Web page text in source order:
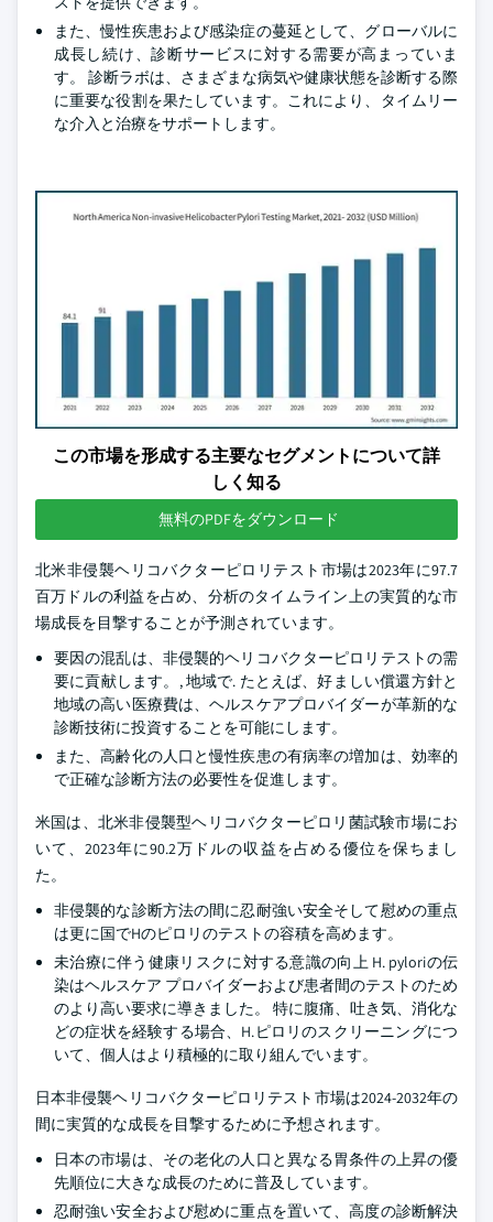
また、慢性疾患および感染症の蔓延として、グローバルに
成長し続け、診断サービスに対する需要が高まっていま
す。 診断ラボは、さまざまな病気や健康状態を診断する際
に重要な役割を果たしています。これにより、タイムリー
な介入と治療をサポートします。
この市場を形成する主要なセグメントについて詳
しく知る
無料のPDFをダウンロード
北米非侵襲ヘリコバクターピロリテスト市場は2023年に97.7
百万ドルの利益を占め、分析のタイムライン上の実質的な市
場成長を目撃することが予測されています。
要因の混乱は、非侵襲的ヘリコバクターピロリテストの需
要に貢献します。, 地域で. たとえば、好ましい償還方針と
地域の高い医療費は、ヘルスケアプロバイダーが革新的な
診断技術に投資することを可能にします。
また、高齢化の人口と慢性疾患の有病率の増加は、効率的
で正確な診断方法の必要性を促進します。
米国は、北米非侵襲型ヘリコバクターピロリ菌試験市場にお
いて、2023年に90.2万ドルの収益を占める優位を保ちまし
た。
非侵襲的な診断方法の間に忍耐強い安全そして慰めの重点
は更に国でHのピロリのテストの容積を高めます。
未治療に伴う健康リスクに対する意識の向上 H. pyloriの伝
染はヘルスケア プロバイダーおよび患者間のテストのため
のより高い要求に導きました。 特に腹痛、吐き気、消化な
どの症状を経験する場合、H.ピロリのスクリーニングにつ
いて、個人はより積極的に取り組んでいます。
日本非侵襲ヘリコバクターピロリテスト市場は2024-2032年の
間に実質的な成長を目撃するために予想されます。
日本の市場は、その老化の人口と異なる胃条件の上昇の優
先順位に大きな成長のために普及しています。
忍耐強い安全および慰めに重点を置いて、高度の診断解決